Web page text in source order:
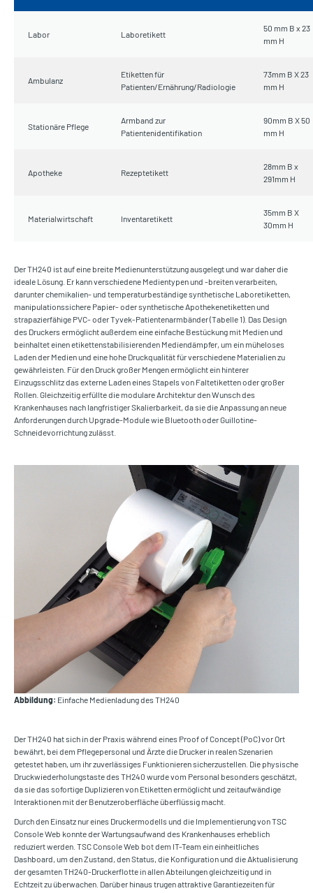
Labor Laboretikett
50 mm B x 23
mm H
Ambulanz
Etiketten für
Patienten/Ernährung/Radiologie
73mm B X 23
mm H
Stationäre Pflege
Armband zur
Patientenidentifikation
90mm B X 50
mm H
Apotheke Rezeptetikett
28mm B x
291mm H
Materialwirtschaft Inventaretikett
35mm B X
30mm H
Der TH240 ist auf eine breite Medienunterstützung ausgelegt und war daher die
ideale Lösung. Er kann verschiedene Medientypen und -breiten verarbeiten,
darunter chemikalien- und temperaturbeständige synthetische Laboretiketten,
manipulationssichere Papier- oder synthetische Apothekenetiketten und
strapazierfähige PVC- oder Tyvek-Patientenarmbänder (Tabelle 1). Das Design
des Druckers ermöglicht außerdem eine einfache Bestückung mit Medien und
beinhaltet einen etikettenstabilisierenden Mediendämpfer, um ein müheloses
Laden der Medien und eine hohe Druckqualität für verschiedene Materialien zu
gewährleisten. Für den Druck großer Mengen ermöglicht ein hinterer
Einzugsschlitz das externe Laden eines Stapels von Faltetiketten oder großer
Rollen. Gleichzeitig erfüllte die modulare Architektur den Wunsch des
Krankenhauses nach langfristiger Skalierbarkeit, da sie die Anpassung an neue
Anforderungen durch Upgrade-Module wie Bluetooth oder Guillotine-
Schneidevorrichtung zulässt.
Abbildung: Einfache Medienladung des TH240
Der TH240 hat sich in der Praxis während eines Proof of Concept (PoC) vor Ort
bewährt, bei dem Pflegepersonal und Ärzte die Drucker in realen Szenarien
getestet haben, um ihr zuverlässiges Funktionieren sicherzustellen. Die physische
Druckwiederholungstaste des TH240 wurde vom Personal besonders geschätzt,
da sie das sofortige Duplizieren von Etiketten ermöglicht und zeitaufwändige
Interaktionen mit der Benutzeroberfläche überflüssig macht.
Durch den Einsatz nur eines Druckermodells und die Implementierung von TSC
Console Web konnte der Wartungsaufwand des Krankenhauses erheblich
reduziert werden. TSC Console Web bot dem IT-Team ein einheitliches
Dashboard, um den Zustand, den Status, die Konfiguration und die Aktualisierung
der gesamten TH240-Druckerflotte in allen Abteilungen gleichzeitig und in
Echtzeit zu überwachen. Darüber hinaus trugen attraktive Garantiezeiten für